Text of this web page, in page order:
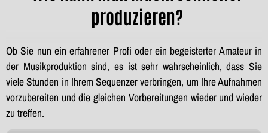
produzieren?
Ob Sie nun ein erfahrener Profi oder ein begeisterter Amateur in
der Musikproduktion sind, es ist sehr wahrscheinlich, dass Sie
viele Stunden in Ihrem Sequenzer verbringen, um Ihre Aufnahmen
vorzubereiten und die gleichen Vorbereitungen wieder und wieder
zu treffen.